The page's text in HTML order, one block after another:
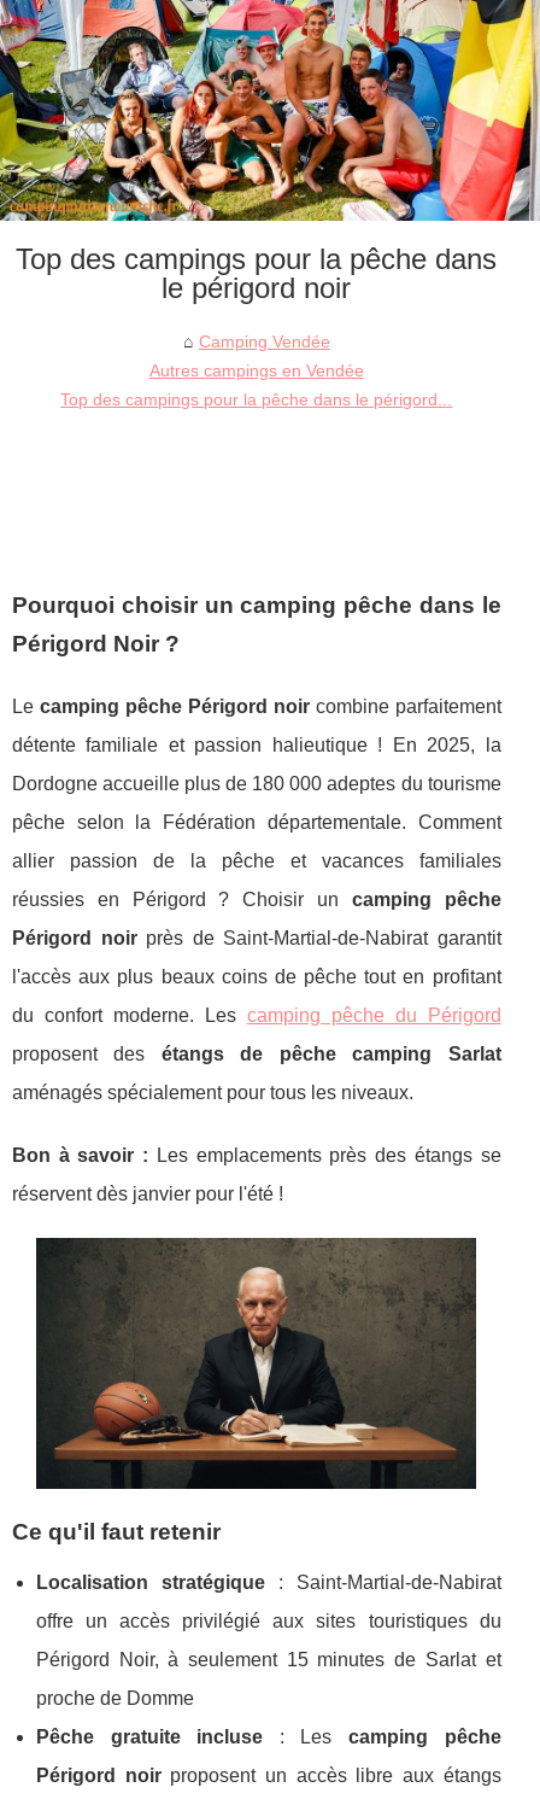
Top des campings pour la pêche dans
le périgord noir
Camping Vendée
Autres campings en Vendée
Top des campings pour la pêche dans le périgord...
Pourquoi choisir un camping pêche dans le
Périgord Noir ?
Le camping pêche Périgord noircombine parfaitement
détente familiale et passion halieutique ! En 2025, la
Dordogne accueille plus de 180 000 adeptes du tourisme
pêche selon la Fédération départementale. Comment
allier passion de la pêche et vacances familiales
réussies en Périgord ? Choisir un camping pêche
Périgord noirprès de Saint-Martial-de-Nabirat garantit
l'accès aux plus beaux coins de pêche tout en profitant
du confort moderne. Les camping pêche du Périgord
proposent des étangs de pêche camping Sarlat
aménagés spécialement pour tous les niveaux.
Bon à savoir : Les emplacements près des étangs se
réservent dès janvier pour l'été !
Ce qu'il faut retenir
Localisation stratégique: Saint-Martial-de-Nabirat
offre un accès privilégié aux sites touristiques du
Périgord Noir, à seulement 15 minutes de Sarlat et
proche de Domme
Pêche gratuite incluse : Les camping pêche
Périgord noirproposent un accès libre aux étangs